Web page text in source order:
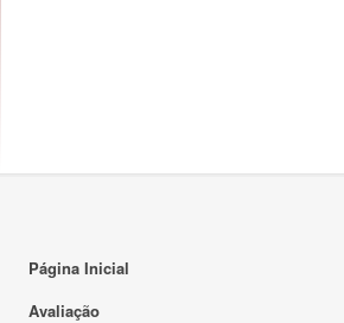
Página Inicial
Avaliação